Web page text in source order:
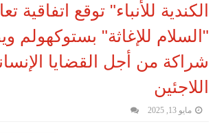
الكندية للأنباء" توقع اتفاقية
"السلام للإغاثة" بستوكهولم
شراكة من أجل القضايا
اللاجئين
مايو 13, 2025